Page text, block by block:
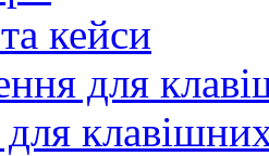
кейси
для
для